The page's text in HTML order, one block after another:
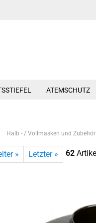
ATEMSCHUTZ
Halb - / Vollmasken und Zubehör
» Letzter » 62